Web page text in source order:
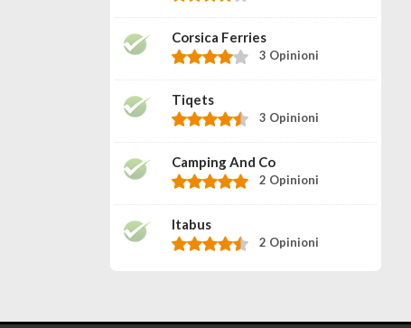
Corsica Ferries
3 Opinioni
Tiqets
3 Opinioni
Camping And Co
2 Opinioni
Itabus
2 Opinioni